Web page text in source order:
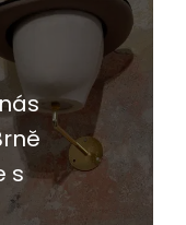
s